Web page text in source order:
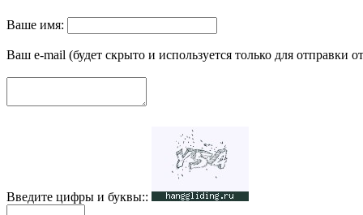
Ваше имя:
Ваш e-mail (будет скрыто и используется только для отправки
Введите цифры и буквы::